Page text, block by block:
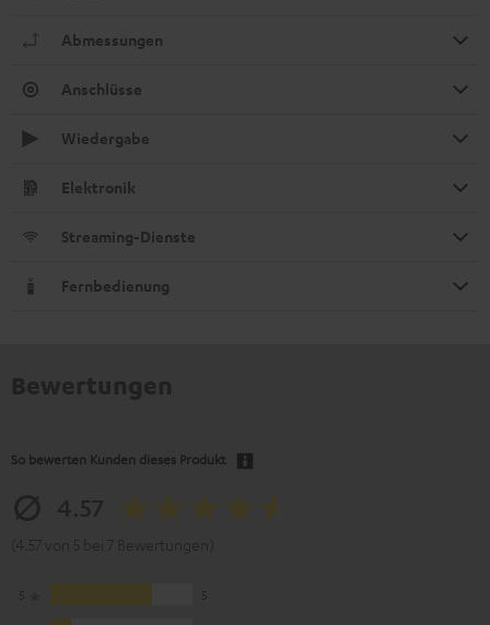
Abmessungen
Anschlüsse
Wiedergabe
Elektronik
Streaming-Dienste
Fernbedienung
So bewerten Kunden dieses Produkt